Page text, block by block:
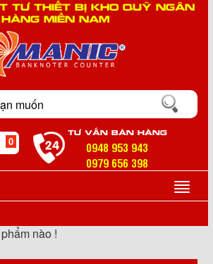
TƯ THIẾT BỊ KHO QUỸ NGÂN
HÀNG MIỀN NAM
0
TƯ VẤN BÁN HÀNG
0948 953 943
0979 656 398
nào !